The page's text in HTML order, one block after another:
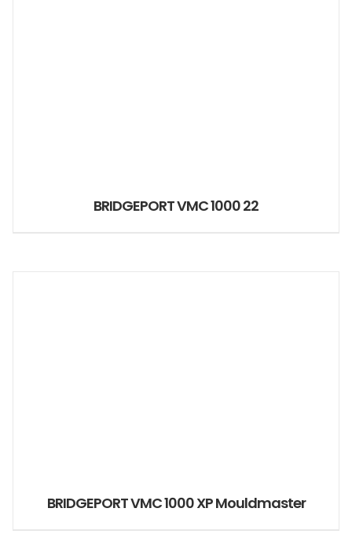
BRIDGEPORT VMC 1000 22
BRIDGEPORT VMC 1000 XP Mouldmaster